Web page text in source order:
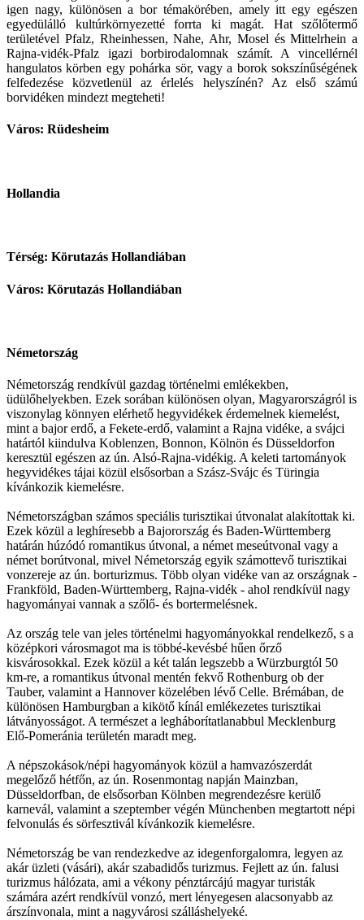
igen nagy, különösen a bor témakörében, amely itt egy egészen
egyedülálló kultúrkörnyezetté forrta ki magát. Hat szőlőtermő
területével Pfalz, Rheinhessen, Nahe, Ahr, Mosel és Mittelrhein a
Rajna-vidék-Pfalz igazi borbirodalomnak számít. A vincellérnél
hangulatos körben egy pohárka sör, vagy a borok sokszínűségének
felfedezése közvetlenül az érlelés helyszínén? Az első számú
borvidéken mindezt megteheti!
Város: Rüdesheim
Hollandia
Térség: Körutazás Hollandiában
Város: Körutazás Hollandiában
Németország
Németország rendkívül gazdag történelmi emlékekben,
üdülőhelyekben. Ezek sorában különösen olyan, Magyarországról is
viszonylag könnyen elérhető hegyvidékek érdemelnek kiemelést,
mint a bajor erdő, a Fekete-erdő, valamint a Rajna vidéke, a svájci
határtól kiindulva Koblenzen, Bonnon, Kölnön és Düsseldorfon
keresztül egészen az ún. Alsó-Rajna-vidékig. A keleti tartományok
hegyvidékes tájai közül elsősorban a Szász-Svájc és Türingia
kívánkozik kiemelésre.
Németországban számos speciális turisztikai útvonalat alakítottak ki.
Ezek közül a leghíresebb a Bajorország és Baden-Württemberg
határán húzódó romantikus útvonal, a német meseútvonal vagy a
német borútvonal, mivel Németország egyik számottevő turisztikai
vonzereje az ún. borturizmus. Több olyan vidéke van az országnak -
Frankföld, Baden-Württemberg, Rajna-vidék - ahol rendkívül nagy
hagyományai vannak a szőlő- és bortermelésnek.
Az ország tele van jeles történelmi hagyományokkal rendelkező, s a
középkori városmagot ma is többé-kevésbé hűen őrző
kisvárosokkal. Ezek közül a két talán legszebb a Würzburgtól 50
km-re, a romantikus útvonal mentén fekvő Rothenburg ob der
Tauber, valamint a Hannover közelében lévő Celle. Brémában, de
különösen Hamburgban a kikötő kínál emlékezetes turisztikai
látványosságot. A természet a legháborítatlanabbul Mecklenburg
Elő-Pomeránia területén maradt meg.
A népszokások/népi hagyományok közül a hamvazószerdát
megelőző hétfőn, az ún. Rosenmontag napján Mainzban,
Düsseldorfban, de elsősorban Kölnben megrendezésre kerülő
karnevál, valamint a szeptember végén Münchenben megtartott népi
felvonulás és sörfesztivál kívánkozik kiemelésre.
Németország be van rendezkedve az idegenforgalomra, legyen az
akár üzleti (vásári), akár szabadidős turizmus. Fejlett az ún. falusi
turizmus hálózata, ami a vékony pénztárcájú magyar turisták
számára azért rendkívül vonzó, mert lényegesen alacsonyabb az
árszínvonala, mint a nagyvárosi szálláshelyeké.